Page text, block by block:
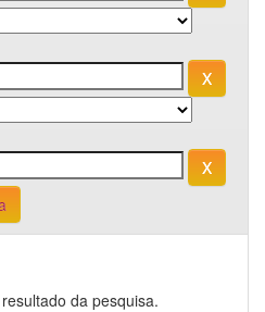
da pesquisa.